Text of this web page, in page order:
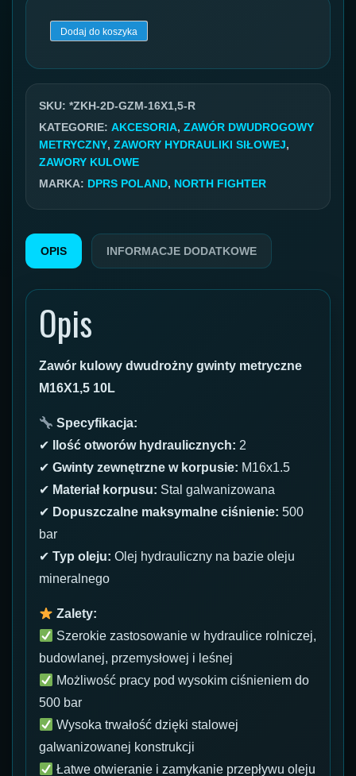
ilość
drożny
GZM16x1,5
500bar
Dodaj do koszyka
SKU: *ZKH-2D-GZM-16X1,5-R
KATEGORIE: AKCESORIA, ZAWÓR DWUDROGOWY
METRYCZNY, ZAWORY HYDRAULIKI SIŁOWEJ,
ZAWORY KULOWE
MARKA: DPRS POLAND, NORTH FIGHTER
OPIS INFORMACJE DODATKOWE
Opis
Zawór kulowy dwudrożny gwinty metryczne
M16X1,5 10L
Specyfikacja:
✔
Ilość otworów hydraulicznych: 2
✔ Gwinty zewnętrzne w korpusie: M16x1.5
✔ Materiał korpusu: Stal galwanizowana
✔ Dopuszczalne maksymalne ciśnienie: 500
bar
✔ Typ oleju: Olej hydrauliczny na bazie oleju
mineralnego
Zalety:
Szerokie zastosowanie w hydraulice rolniczej,
budowlanej, przemysłowej i leśnej
Możliwość pracy pod wysokim ciśnieniem do
500 bar
Wysoka trwałość dzięki stalowej
galwanizowanej konstrukcji
Łatwe otwieranie i zamykanie przepływu oleju